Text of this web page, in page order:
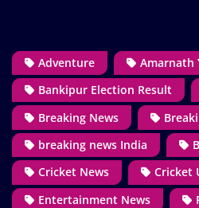
Adventure
Amarnath
Bankipur Election Result
Breaking News
breaking news India
Cricket News
Cricket
Entertainment News